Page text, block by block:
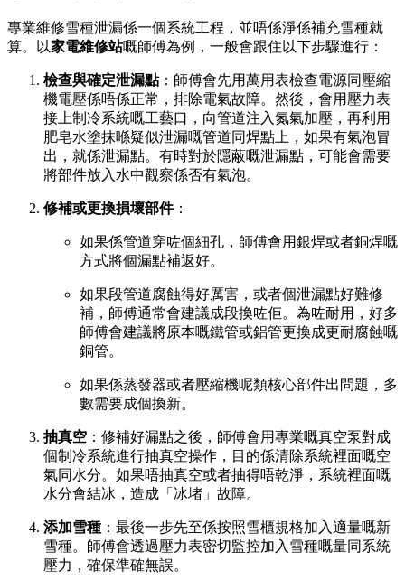
專業維修雪種泄漏係一個系統工程，並唔係淨係補充雪種就
算。以家電維修站嘅師傅為例，一般會跟住以下步驟進行：
檢查與確定泄漏點：師傅會先用萬用表檢查電源同壓縮
機電壓係唔係正常，排除電氣故障。然後，會用壓力表
接上制冷系統嘅工藝口，向管道注入氮氣加壓，再利用
肥皂水塗抹喺疑似泄漏嘅管道同焊點上，如果有氣泡冒
出，就係泄漏點。有時對於隱蔽嘅泄漏點，可能會需要
將部件放入水中觀察係否有氣泡。
修補或更換損壞部件：
如果係管道穿咗個細孔，師傅會用銀焊或者銅焊嘅
方式將個漏點補返好。
如果段管道腐蝕得好厲害，或者個泄漏點好難修
補，師傅通常會建議成段換咗佢。為咗耐用，好多
師傅會建議將原本嘅鐵管或鋁管更換成更耐腐蝕嘅
銅管。
如果係蒸發器或者壓縮機呢類核心部件出問題，多
數需要成個換新。
抽真空 ：修補好漏點之後，師傅會用專業嘅真空泵對成
個制冷系統進行抽真空操作，目的係清除系統裡面嘅空
氣同水分。如果唔抽真空或者抽得唔乾淨，系統裡面嘅
水分會結冰，造成「冰堵」故障。
添加雪種 ：最後一步先至係按照雪櫃規格加入適量嘅新
雪種。師傅會透過壓力表密切監控加入雪種嘅量同系統
壓力，確保準確無誤。